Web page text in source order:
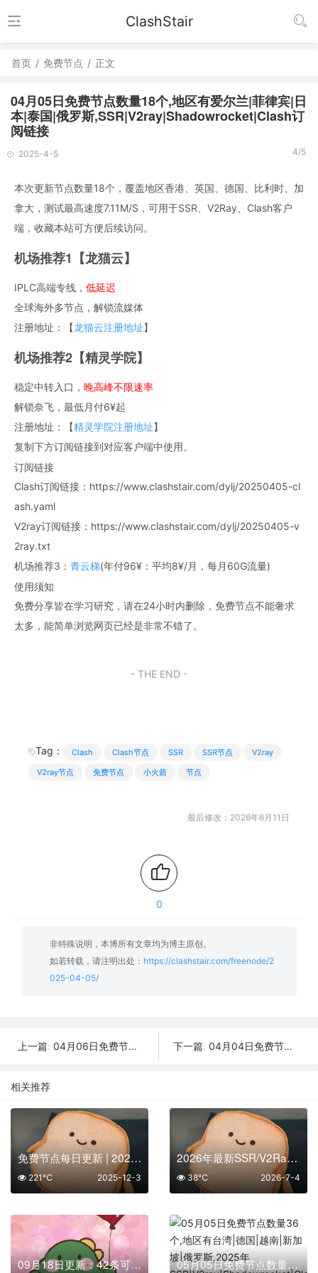
ClashStair
首页 / 免费节点 / 正文
04月05日免费节点数量18个,地区有爱尔兰|菲律宾|日
本|泰国|俄罗斯,SSR|V2ray|Shadowrocket|Clash订
阅链接
2025-4-5 4/5
本次更新节点数量18个，覆盖地区香港、英国、德国、比利时、加
拿大，测试最高速度7.11M/S，可用于SSR、V2Ray、Clash客户
端，收藏本站可方便后续访问。
机场推荐1【龙猫云】
IPLC高端专线， 低延迟
全球海外多节点，解锁流媒体
注册地址：【龙猫云注册地址】
机场推荐2【精灵学院】
稳定中转入口， 晚高峰不限速率
解锁奈飞，最低月付6¥起
注册地址：【精灵学院注册地址】
复制下方订阅链接到对应客户端中使用。
订阅链接
Clash订阅链接：https://www.clashstair.com/dylj/20250405-cl
ash.yaml
V2ray订阅链接：https://www.clashstair.com/dylj/20250405-v
2ray.txt
机场推荐3： 青云梯(年付96¥：平均8¥/月，每月60G流量)
使用须知
免费分享皆在学习研究，请在24小时内删除，免费节点不能奢求
太多，能简单浏览网页已经是非常不错了。
- THE END -
Tag： Clash Clash节点 SSR SSR节点
V2ray
V2ray节点
免费节点 小火箭 节点
最后修改：2026年6月11日
0
非特殊说明，本博所有文章均为博主原创。
如若转载，请注明出处： https://clashstair.com/freenode/2
025-04-05/
上一篇: 04月06日免费节点数量21个,地区有爱尔兰|澳大利亚|香港|泰国|土耳其,SSR|V2ray|Shadowrocket|Clash订阅链接 下一篇: 04月04日免费节点数量29个,地区有美国|澳大利亚|日本|法国|俄罗斯,SSR|V2ray|Shadowrocket|Clash订阅链接
相关推荐
免费节点每日更新 | 2025年12月03日SSR/V2Ray/Clash可用订阅
2025-12-3
221℃
2026年最新SSR/V2Ray/Clash节点分享 | 7月4日实时可用
2026-7-4
38℃
09月18日更新：42条可用免费节点 | 2025年SSR/V2ray/Clash订阅链接 05月05日免费节点数量36个,地区有台湾|德国|越南|新加坡|俄罗斯,2025年SSR|V2ray|Shadowrocket|Clash订阅链接